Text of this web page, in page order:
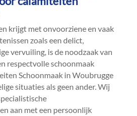
krijgt met onvoorziene en vaak
zoals een delict,
vervuiling, is de noodzaak van
respectvolle schoonmaak
Schoonmaak in Woubrugge
situaties als geen ander.​ Wij
aan met een persoonlijk